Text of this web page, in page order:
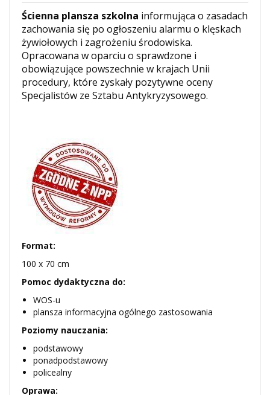
Ścienna plansza szkolna informująca o zasadach
zachowania się po ogłoszeniu alarmu o klęskach
żywiołowych i zagrożeniu środowiska.
Opracowana w oparciu o sprawdzone i
obowiązujące powszechnie w krajach Unii
procedury, które zyskały pozytywne oceny
Specjalistów ze Sztabu Antykryzysowego.
Format:
100 x 70 cm
Pomoc dydaktyczna do:
WOS-u
plansza informacyjna ogólnego zastosowania
Poziomy nauczania:
podstawowy
ponadpodstawowy
policealny
Oprawa: